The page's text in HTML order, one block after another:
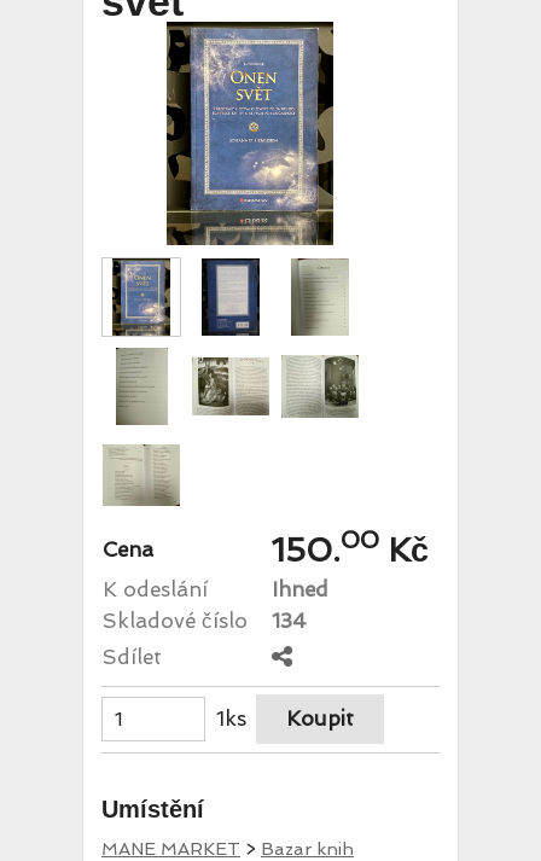
Cena 150.00 Kč
K odeslání
Ihned
Skladové číslo
134
Sdílet
1ks
Umístění
MANE MARKET > Bazar knih